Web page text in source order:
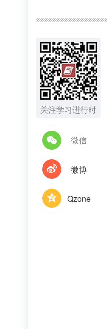
关注学习进行时
微信
微博
Qzone